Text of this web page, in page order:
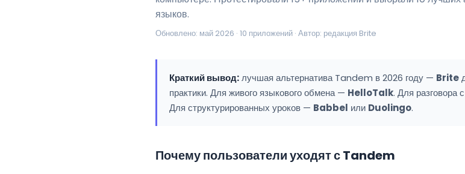
языков.
Обновлено: май 2026 · 10 приложений · Автор: редакция Brite
Краткий вывод:лучшая альтернатива Tandem в 2026 году — Brite
практики. Для живого языкового обмена — HelloTalk. Для разговора
Для структурированных уроков — Babbel или Duolingo.
Почему пользователи уходят с Tandem